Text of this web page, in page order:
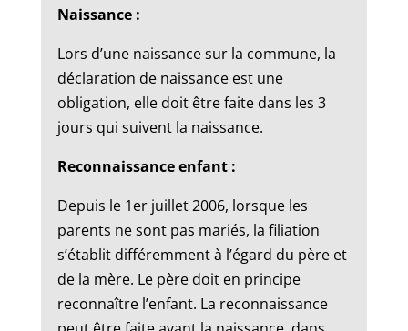
Naissance :
Lors d’une naissance sur la commune, la
déclaration de naissance est une
obligation, elle doit être faite dans les 3
jours qui suivent la naissance.
Reconnaissance enfant :
Depuis le 1er juillet 2006, lorsque les
parents ne sont pas mariés, la filiation
s’établit différemment à l’égard du père et
de la mère. Le père doit en principe
reconnaître l’enfant. La reconnaissance